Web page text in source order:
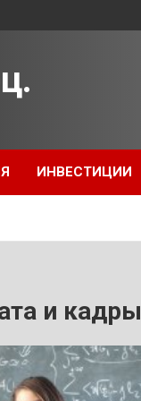
ИНВЕСТИЦИИ
и кадры